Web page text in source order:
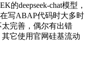
的deepseek-chat模型，
写ABAP代码时大多时
完善，偶尔有出错
它使用官网硅基流动